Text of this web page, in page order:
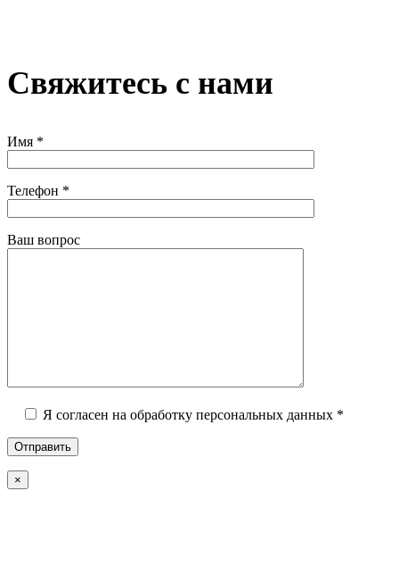
Свяжитесь с нами
Имя *
Телефон *
Ваш вопрос
Я согласен на обработку персональных данных *
×